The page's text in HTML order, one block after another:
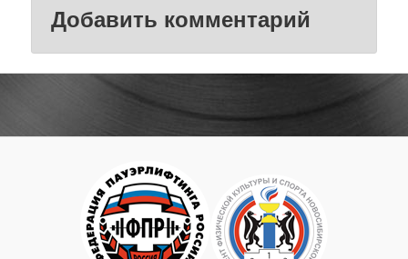
Добавить комментарий